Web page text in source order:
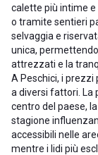
calette più intime
o tramite sentieri
selvaggia e
unica,
attrezzati e la
A Peschici, i prezzi
a diversi fattori. La
centro del paese,
stagione
accessibili nelle
mentre i lidi più